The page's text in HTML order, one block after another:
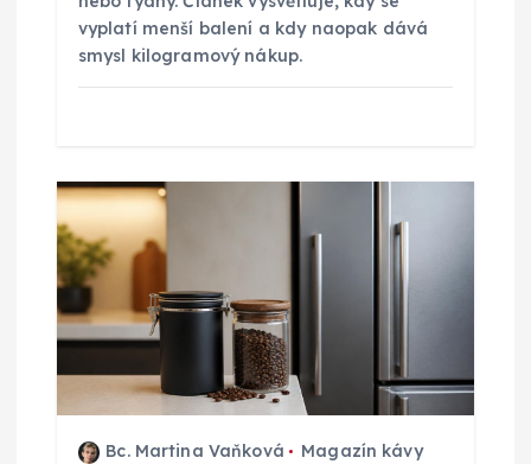
vyplatí menší balení a kdy naopak dává
smysl kilogramový nákup.
Bc. Martina Vaňková Magazín kávy